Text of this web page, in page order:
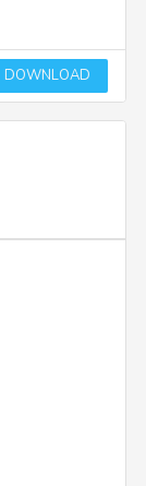
DOWNLOAD